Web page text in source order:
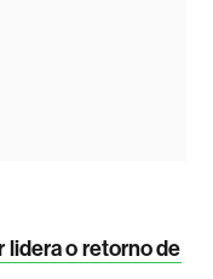
o retorno de